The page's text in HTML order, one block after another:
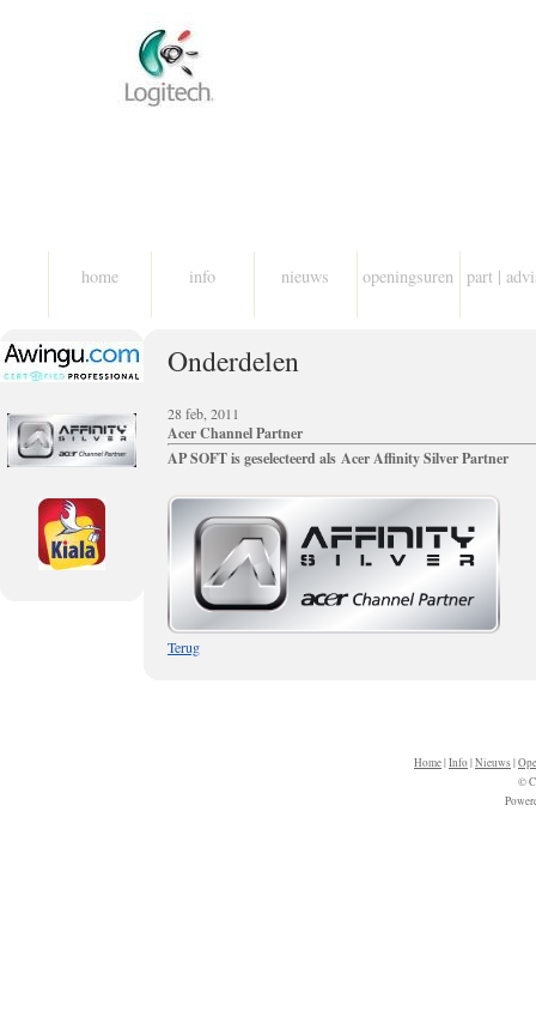
home info nieuws openingsuren part |
Onderdelen
28 feb, 2011
Acer Channel Partner
AP SOFT is geselecteerd als Acer Affinity Silver Partner
Terug
Home|Info|Nieuws |
©